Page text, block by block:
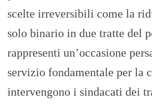
scelte irreversibili come la
solo binario in due tratte del
rappresenti un’occasione
servizio fondamentale per la
intervengono i sindacati dei